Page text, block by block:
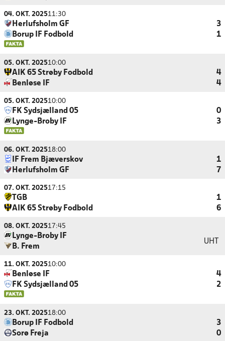
04. OKT. 202511:30
Herlufsholm GF
3
Borup IF Fodbold
1
05. OKT. 202510:00
AIK 65 Strøby Fodbold
4
Benløse IF
4
05. OKT. 202510:00
FK Sydsjælland 05
0
Lynge-Broby IF
3
06. OKT. 202518:00
IF Frem Bjæverskov
1
Herlufsholm GF
7
07. OKT. 202517:15
TGB
1
AIK 65 Strøby Fodbold
6
08. OKT. 202517:45
Lynge-Broby IF
B. Frem
UHT
11. OKT. 202510:00
Benløse IF
4
FK Sydsjælland 05
2
23. OKT. 202518:00
Borup IF Fodbold
3
Sorø Freja
0